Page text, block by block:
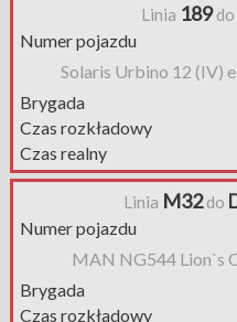
Linia 189do
Numer pojazdu
Solaris Urbino 12 (IV)
Brygada
Czas rozkładowy
Czas realny
Linia M32do
Numer pojazdu
MAN NG544 Lion`s
Brygada
Czas rozkładowy